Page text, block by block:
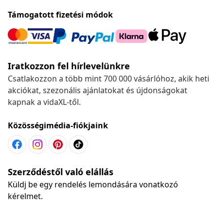
Támogatott fizetési módok
Iratkozzon fel hírlevelünkre
Csatlakozzon a több mint 700 000 vásárlóhoz, akik heti
akciókat, szezonális ajánlatokat és újdonságokat
kapnak a vidaXL-től.
Közösségimédia-fiókjaink
Szerződéstől való elállás
Küldj be egy rendelés lemondására vonatkozó
kérelmet.